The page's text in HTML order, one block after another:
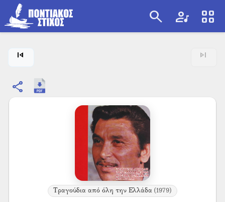
search artist view_cozy
skip_previous skip_next
share
Τραγούδια από όλη την Ελλάδα (1979)